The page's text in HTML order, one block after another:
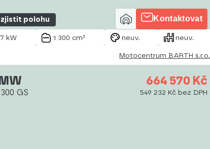
zjistit polohu Kontaktovat
kW 1 300 cm³ neuv. neuv.
Motocentrum BARTH s.r.o.
GS
664 570 Kč
549 232 Kč bez DPH